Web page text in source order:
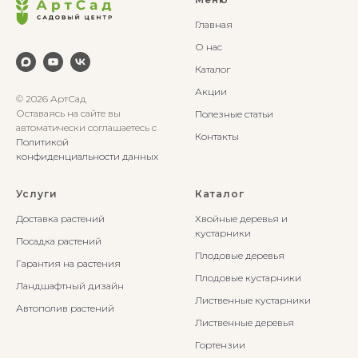
© 2026 АртСад
Оставаясь на сайте вы
автоматически соглашаетесь с
Политикой
конфиденциальности данных
Главная
О нас
Каталог
Акции
Полезные статьи
Контакты
Услуги
Доставка растений
Посадка растений
Гарантия на растения
Ландшафтный дизайн
Автополив растений
Каталог
Хвойные деревья и
кустарники
Плодовые деревья
Плодовые кустарники
Лиственные кустарники
Лиственные деревья
Гортензии